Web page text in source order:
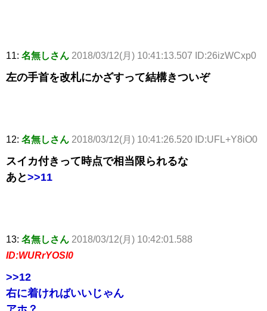
11: 名無しさん 2018/03/12(月) 10:41:13.507 ID:26izWCxp0
左の手首を改札にかざすって結構きついぞ
12: 名無しさん 2018/03/12(月) 10:41:26.520 ID:UFL+Y8iO0
スイカ付きって時点で相当限られるな
あと>>11
13: 名無しさん 2018/03/12(月) 10:42:01.588
ID:WURrYOSl0
>>12
右に着ければいいじゃん